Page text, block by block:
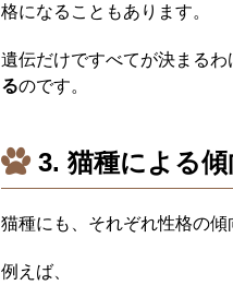
格になることもあります。
遺伝だけですべてが決まるわ
るのです。
3. 猫種による傾
猫種にも、それぞれ性格の傾
例えば、